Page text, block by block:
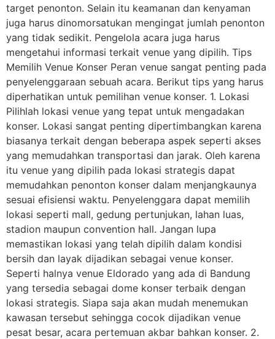
target penonton. Selain itu keamanan dan kenyaman
juga harus dinomorsatukan mengingat jumlah penonton
yang tidak sedikit. Pengelola acara juga harus
mengetahui informasi terkait venue yang dipilih. Tips
Memilih Venue Konser Peran venue sangat penting pada
penyelenggaraan sebuah acara. Berikut tips yang harus
diperhatikan untuk pemilihan venue konser. 1. Lokasi
Pilihlah lokasi venue yang tepat untuk mengadakan
konser. Lokasi sangat penting dipertimbangkan karena
biasanya terkait dengan beberapa aspek seperti akses
yang memudahkan transportasi dan jarak. Oleh karena
itu venue yang dipilih pada lokasi strategis dapat
memudahkan penonton konser dalam menjangkaunya
sesuai efisiensi waktu. Penyelenggara dapat memilih
lokasi seperti mall, gedung pertunjukan, lahan luas,
stadion maupun convention hall. Jangan lupa
memastikan lokasi yang telah dipilih dalam kondisi
bersih dan layak dijadikan sebagai venue konser.
Seperti halnya venue Eldorado yang ada di Bandung
yang tersedia sebagai dome konser terbaik dengan
lokasi strategis. Siapa saja akan mudah menemukan
kawasan tersebut sehingga cocok dijadikan venue
pesat besar, acara pertemuan akbar bahkan konser. 2.